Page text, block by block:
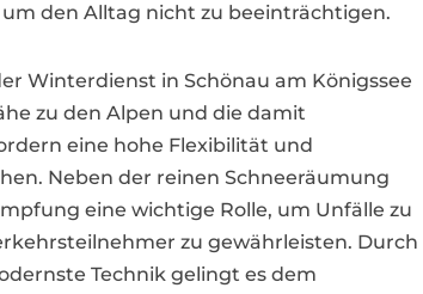
den Alltag nicht zu beeinträchtigen.
Winterdienst in Schönau am Königssee
zu den Alpen und die damit
eine hohe Flexibilität und
Neben der reinen Schneeräumung
eine wichtige Rolle, um Unfälle zu
zu gewährleisten. Durch
Technik gelingt es dem